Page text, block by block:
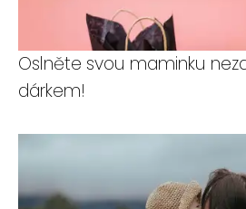
Oslněte svou maminku
dárkem!